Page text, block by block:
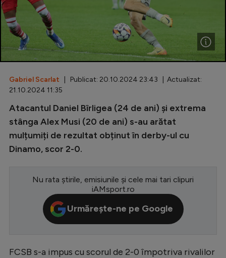
Inedit
Champions League
Europa League
CM 2026
Premier League
LaLiga
Bundesliga
Gabriel Scarlat | Publicat: 20.10.2024 23:43 | Actualizat:
21.10.2024 11:35
Atacantul Daniel Bîrligea (24 de ani) și extrema
stânga Alex Musi (20 de ani) s-au arătat
mulțumiți de rezultat obținut în derby-ul cu
Dinamo, scor 2-0.
Nu rata știrile, emisiunile și cele mai tari clipuri
iAMsport.ro
Urmărește-ne pe Google
FCSB s-a impus cu scorul de 2-0 împotriva rivalilor